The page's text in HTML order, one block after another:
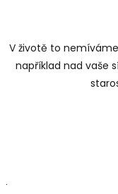
obsah
V životě to
například nad vaše